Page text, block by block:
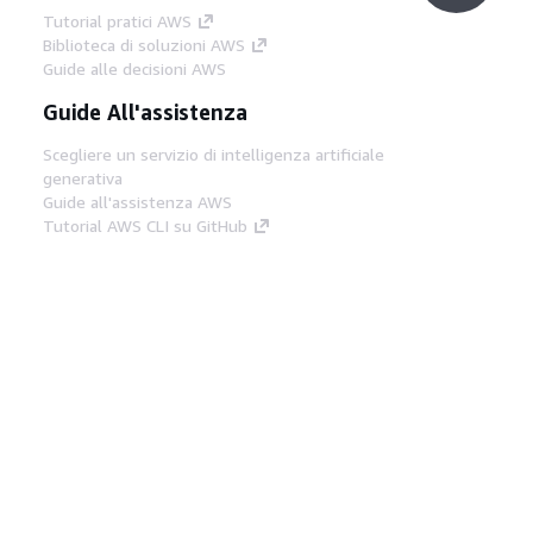
Tutorial pratici AWS
Biblioteca di soluzioni AWS
Guide alle decisioni AWS
Guide All'assistenza
Scegliere un servizio di intelligenza artificiale
generativa
Guide all'assistenza AWS
Tutorial AWS CLI su GitHub